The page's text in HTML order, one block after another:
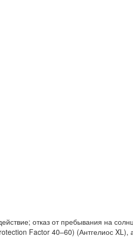
отказ от пребывания на
Factor 40–60) (Антгелиос